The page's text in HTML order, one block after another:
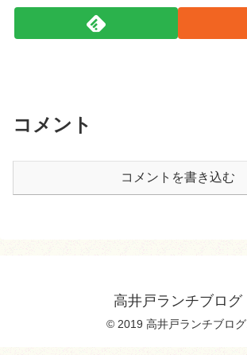
コメント
コメントを書き込む
高井戸ランチブログ
© 2019 高井戸ランチブログ.